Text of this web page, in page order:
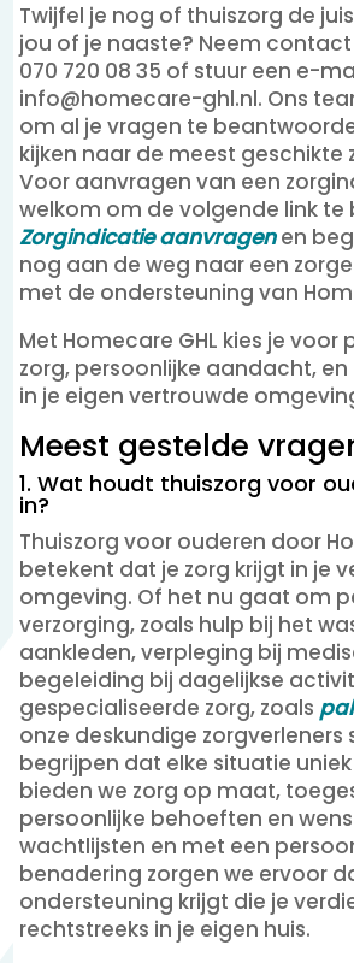
Twijfel je nog of thuiszorg de
jou of je naaste? Neem
070 720 08 35 of stuur een e-
info@homecare-ghl.nl. Ons
om al je vragen te
kijken naar de meest geschikte
Voor aanvragen van een
welkom om de volgende link te
Zorgindicatie aanvragenen
nog aan de weg naar een
met de ondersteuning van
Met Homecare GHL kies je voor
zorg, persoonlijke aandacht,
in je eigen vertrouwde
Meest gestelde
1. Wat houdt thuiszorg voor
in?
Thuiszorg voor ouderen door
betekent dat je zorg krijgt in je
omgeving. Of het nu gaat om
verzorging, zoals hulp bij het
aankleden, verpleging bij
begeleiding bij dagelijkse
gespecialiseerde zorg, zoals
onze deskundige zorgverleners
begrijpen dat elke situatie
bieden we zorg op maat,
persoonlijke behoeften en
wachtlijsten en met een
benadering zorgen we ervoor
ondersteuning krijgt die je
rechtstreeks in je eigen huis.